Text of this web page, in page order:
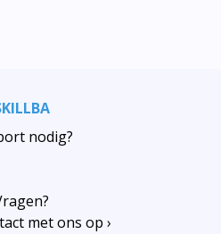
nodig?
met ons op ›